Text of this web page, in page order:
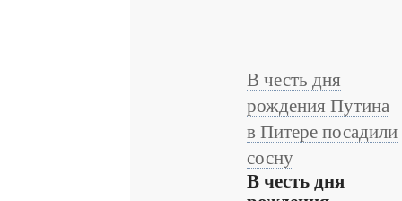
В честь дня
рождения Путина
в Питере посадили
сосну
В честь дня